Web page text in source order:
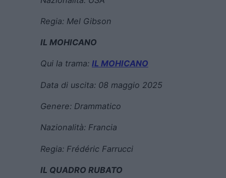
Regia: Mel Gibson
IL MOHICANO
Qui la trama: IL MOHICANO
Data di uscita: 08 maggio 2025
Genere: Drammatico
Nazionalità: Francia
Regia: Frédéric Farrucci
IL QUADRO RUBATO